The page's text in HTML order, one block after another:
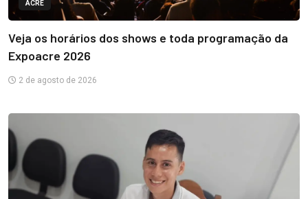
ACRE
Veja os horários dos shows e toda programação da
Expoacre 2026
2 de agosto de 2026